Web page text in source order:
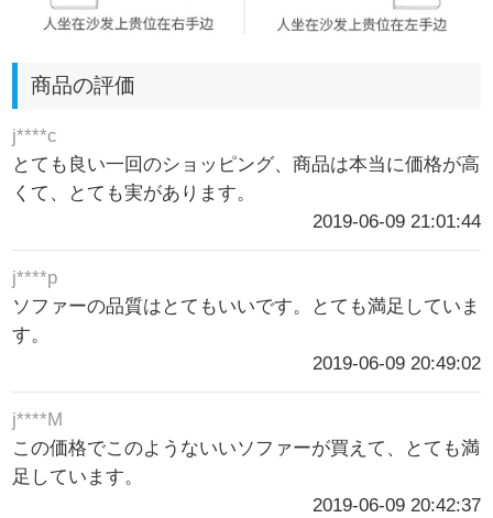
商品の評価
j****c
とても良い一回のショッピング、商品は本当に価格が高
くて、とても実があります。
2019-06-09 21:01:44
j****p
ソファーの品質はとてもいいです。とても満足していま
す。
2019-06-09 20:49:02
j****M
この価格でこのようないいソファーが買えて、とても満
足しています。
2019-06-09 20:42:37